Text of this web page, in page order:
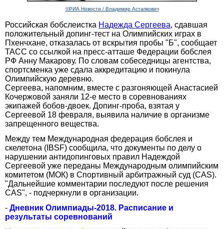
©РИА Новости / Владимир Астапкович
Российская бобслеистка Надежда Сергеева, сдавшая
положительный допинг-тест на Олимпийских играх в
Пхенчхане, отказалась от вскрытия пробы "Б", сообщает
ТАСС со ссылкой на пресс-атташе Федерации бобслея
РФ Анну Макарову. По словам собеседницы агентства,
спортсменка уже сдала аккредитацию и покинула
Олимпийскую деревню.
Сергеева, напомним, вместе с разгоняющей Анастасией
Кочержовой заняли 12-е место в соревнованиях
экипажей бобов-двоек. Допинг-проба, взятая у
Сергеевой 18 февраля, выявила наличие в организме
запрещенного вещества.
Между тем Международная федерация бобслея и
скелетона (IBSF) сообщила, что документы по делу о
нарушении антидопинговых правил Надеждой
Сергеевой уже переданы Международным олимпийским
комитетом (МОК) в Спортивный арбитражный суд (CAS).
"Дальнейшие комментарии последуют после решения
CAS", - подчеркнули в организации.
- Дневник Олимпиады-2018. Расписание и
результаты соревнований